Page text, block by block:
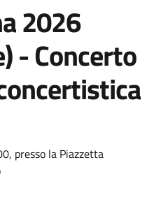
2026
- Concerto
presso la Piazzetta